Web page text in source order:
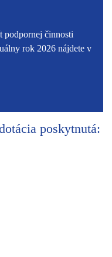
podpornej činnosti
rok 2026 nájdete v
poskytnutá: